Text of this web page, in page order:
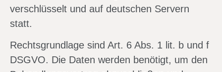
verschlüsselt und auf deutschen Servern
statt.
Rechtsgrundlage sind Art. 6 Abs. 1 lit. b und f
DSGVO. Die Daten werden benötigt, um den